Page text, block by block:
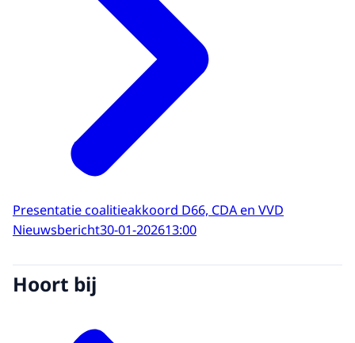
Presentatie coalitieakkoord D66, CDA en VVD
Nieuwsbericht30-01-202613:00
Hoort bij